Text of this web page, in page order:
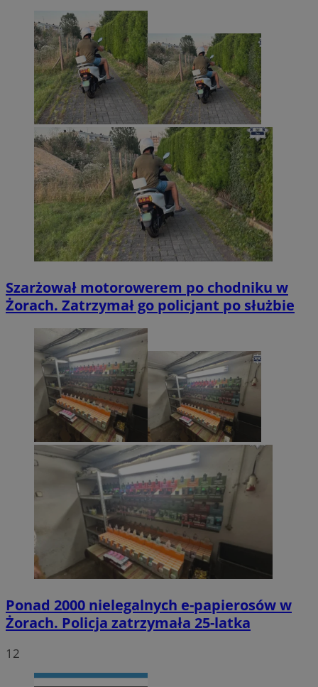
Szarżował motorowerem po chodniku w
Żorach. Zatrzymał go policjant po służbie
Ponad 2000 nielegalnych e-papierosów w
Żorach. Policja zatrzymała 25-latka
12